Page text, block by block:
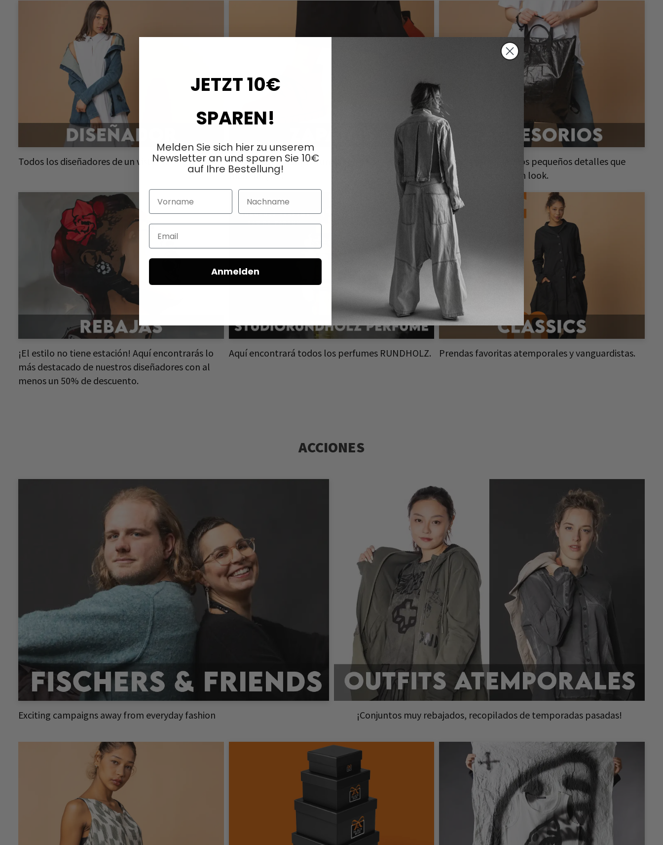
Todos los diseñadores de un vistazo.
Los zapatos siempre funcionan de alguna
manera, ¿no?
Los accesorios son los pequeños detalles que
añaden carácter a un look.
¡El estilo no tiene estación! Aquí encontrarás lo
más destacado de nuestros diseñadores con al
menos un 50% de descuento.
Aquí encontrará todos los perfumes RUNDHOLZ. Prendas favoritas atemporales y vanguardistas.
ACCIONES
Exciting campaigns away from everyday fashion ¡Conjuntos muy rebajados, recopilados de temporadas pasadas!
JETZT 10€
SPAREN!
Melden Sie sich hier zu unserem
Newsletter an und sparen Sie 10€
auf Ihre Bestellung!
Vorname Nachname
Email
Anmelden